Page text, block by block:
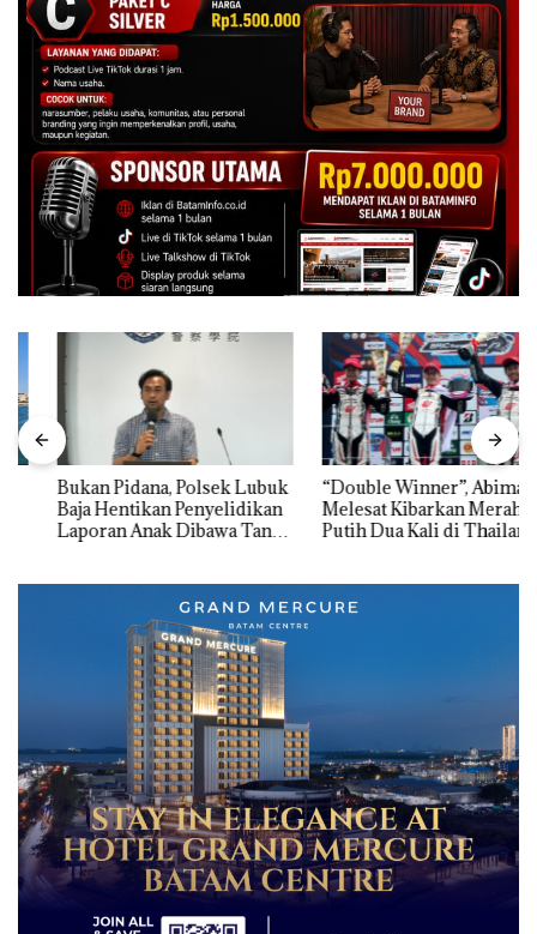
Bukan Pidana, Polsek Lubuk
Baja Hentikan Penyelidikan
Laporan Anak Dibawa Tanpa
“Double Winner”, Abimanyu
Melesat Kibarkan Merah
Putih Dua Kali di Thailand